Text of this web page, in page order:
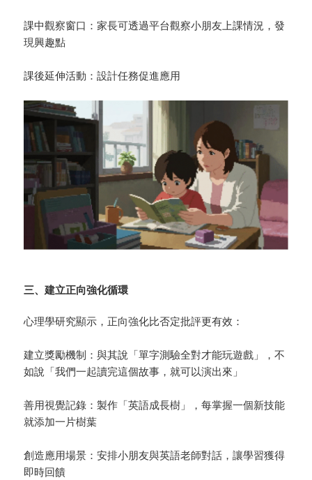
課中觀察窗口：家長可透過平台觀察小朋友上課情況，發
現興趣點
課後延伸活動：設計任務促進應用
三、建立正向強化循環
心理學研究顯示，正向強化比否定批評更有效：
建立獎勵機制：與其說「單字測驗全對才能玩遊戲」，不
如說「我們一起讀完這個故事，就可以演出來」
善用視覺記錄：製作「英語成長樹」，每掌握一個新技能
就添加一片樹葉
創造應用場景：安排小朋友與英語老師對話，讓學習獲得
即時回饋